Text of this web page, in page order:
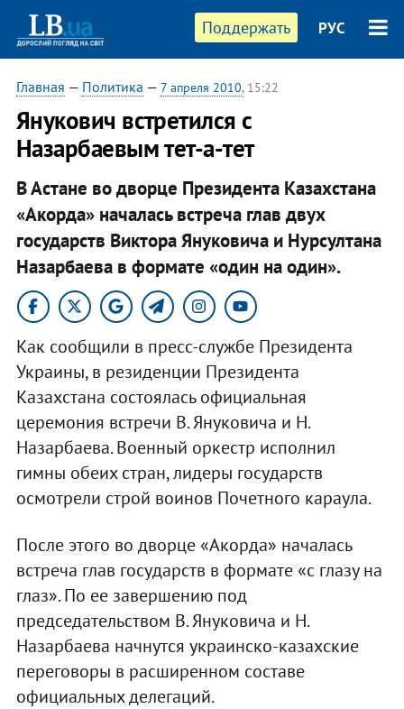
Поддержать РУС
Главная — Политика — 7 апреля 2010, 15:22
Янукович встретился с
Назарбаевым тет-а-тет
В Астане во дворце Президента Казахстана
«Акорда» началась встреча глав двух
государств Виктора Януковича и Нурсултана
Назарбаева в формате «один на один».
Как сообщили в пресс-службе Президента
Украины, в резиденции Президента
Казахстана состоялась официальная
церемония встречи В. Януковича и Н.
Назарбаева. Военный оркестр исполнил
гимны обеих стран, лидеры государств
осмотрели строй воинов Почетного караула.
После этого во дворце «Акорда» началась
встреча глав государств в формате «с глазу на
глаз». По ее завершению под
председательством В. Януковича и Н.
Назарбаева начнутся украинско-казахские
переговоры в расширенном составе
официальных делегаций.